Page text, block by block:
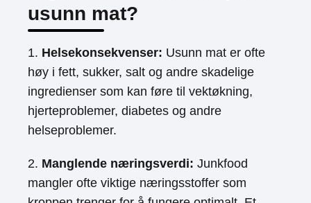
usunn mat?
1. Helsekonsekvenser: Usunn mat er ofte
høy i fett, sukker, salt og andre skadelige
ingredienser som kan føre til vektøkning,
hjerteproblemer, diabetes og andre
helseproblemer.
2. Manglende næringsverdi: Junkfood
mangler ofte viktige næringsstoffer som